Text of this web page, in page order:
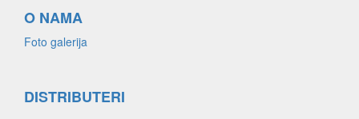
O NAMA
Foto galerija
DISTRIBUTERI